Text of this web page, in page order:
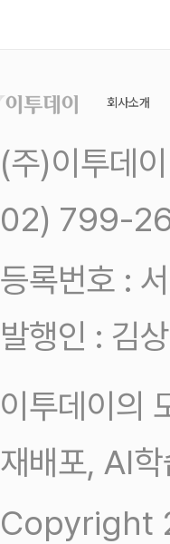
회사소개
(주)이투데
02) 799-
등록번호 :
발행인 : 김
이투데이의
재배포, AI
Copyright